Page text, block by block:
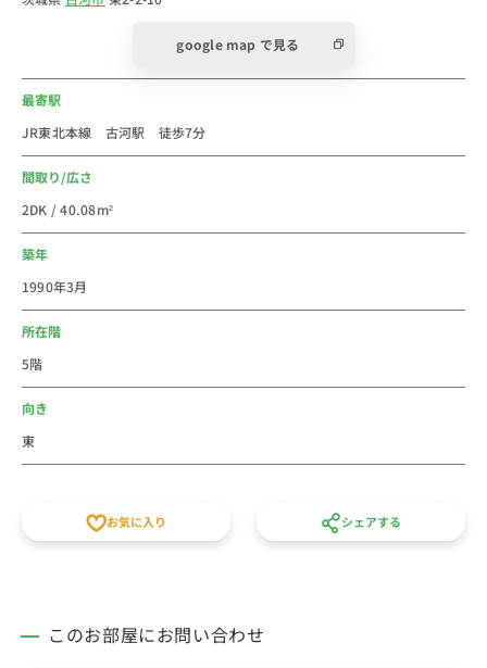
定期的にパトロールも行われている、一人暮らしにもお
すすめの治安の良いエリアです。「コモディイイダ 古
河駅前店」や「わくわく広場」「Ｔマルシェ古河店」
「エコス」などのスーパーが点在しており、普段のお買
い物には困りません。また、駅から徒歩約14分の場所に
は商業施設「イオン 古河店」があり、休日のお出かけ
にもおすすめです。「古河街角美術館」「ニコニコ・ガ
ーデン 古河店」「作家永井路子旧宅」など大人も子供
す。
スタッフ一同皆様のご予約をお待ちしております。
google map で見る
最寄駅
JR東北本線 古河駅 徒歩7分
間取り/広さ
2DK / 40.08m²
築年
1990年3月
所在階
5階
向き
東
お気に入り シェアする
このお部屋にお問い合わせ